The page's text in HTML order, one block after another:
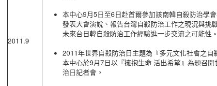
2011.9
本中心9月5日至6日赴首爾參加該南韓自殺防治學
發表大會演說、報告台灣自殺防治工作之現況與挑
未來台日韓自殺防治工作經驗進一步交流之可能性
2011年世界自殺防治日主題為『多元文化社會之自
本中心於9月7日以『擁抱生命 活出希望』為題召開
治日記者會。